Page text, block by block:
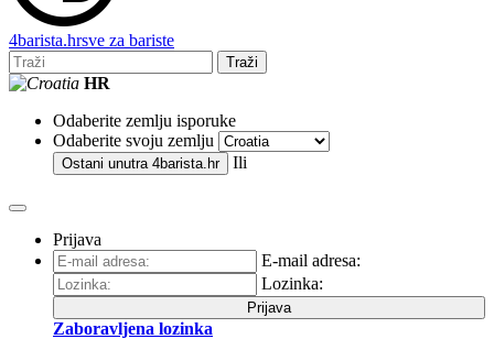
4barista.hrsve za bariste
Traži
HR
Odaberite zemlju isporuke
Odaberite svoju zemlju
Ostani unutra 4barista.hr Ili
Prijava
E-mail adresa:
Lozinka:
Prijava
Zaboravljena lozinka